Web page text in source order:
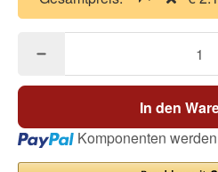
In den
Loading...Komponenten